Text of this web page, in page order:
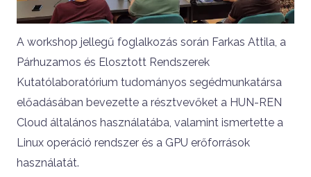
A workshop jellegű foglalkozás során Farkas Attila, a
Párhuzamos és Elosztott Rendszerek
Kutatólaboratórium tudományos segédmunkatársa
előadásában bevezette a résztvevőket a HUN-REN
Cloud általános használatába, valamint ismertette a
Linux operáció rendszer és a GPU erőforrások
használatát.